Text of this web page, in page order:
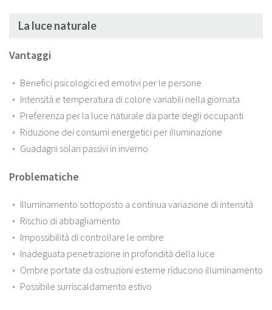
La luce naturale
Vantaggi
Benefici psicologici ed emotivi per le persone
Intensità e temperatura di colore variabili nella giornata
Preferenza per la luce naturale da parte degli occupanti
Riduzione dei consumi energetici per illuminazione
Guadagni solari passivi in inverno
Problematiche
Illuminamento sottoposto a continua variazione di intensità
Rischio di abbagliamento
Impossibilità di controllare le ombre
Inadeguata penetrazione in profondità della luce
Ombre portate da ostruzioni esterne riducono illuminamento
Possibile surriscaldamento estivo